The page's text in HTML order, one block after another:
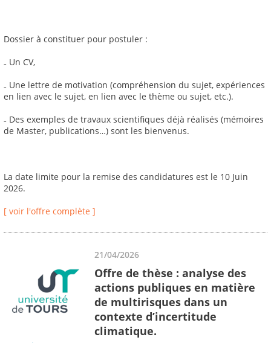
Dossier à constituer pour postuler :
₋ Un CV,
₋ Une lettre de motivation (compréhension du sujet, expériences
en lien avec le sujet, en lien avec le thème ou sujet, etc.).
₋ Des exemples de travaux scientifiques déjà réalisés (mémoires
de Master, publications…) sont les bienvenus.
La date limite pour la remise des candidatures est le 10 Juin
2026.
[ voir l'offre complète ]
21/04/2026
Offre de thèse : analyse des
actions publiques en matière
de multirisques dans un
contexte d’incertitude
climatique.